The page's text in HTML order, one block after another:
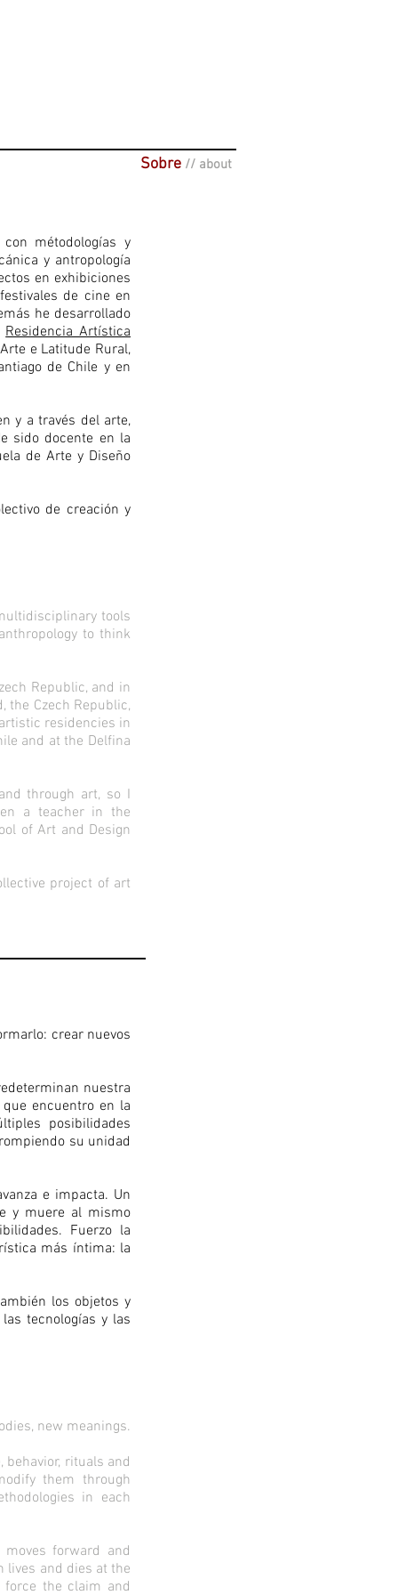
Sobre // about
métodologías y
y antropología
en exhibiciones
de cine en
he desarrollado
Residencia Artística
e Latitude Rural,
de Chile y en
y a través del arte,
sido docente en la
de Arte y Diseño
de creación y
tools
to think
Republic, and in
the Czech Republic,
residencies in
and at the Delfina
through art, so I
a teacher in the
of Art and Design
project of art
crear nuevos
nuestra
encuentro en la
posibilidades
su unidad
e impacta. Un
y muere al mismo
Fuerzo la
más íntima: la
los objetos y
tecnologías y las
new meanings.
rituals and
them through
in each
forward and
lives and dies at the
the claim and